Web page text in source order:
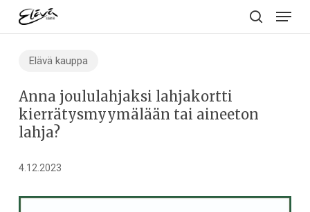
content
Menu
Elävä kauppa
Anna joululahjaksi lahjakortti
kierrätysmyymälään tai aineeton
lahja?
4.12.2023